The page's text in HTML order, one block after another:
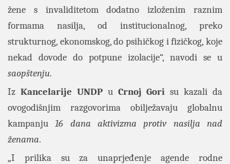
žene s invaliditetom dodatno izloženim raznim
formama nasilja, od institucionalnog, preko
strukturnog, ekonomskog, do psihičkog i fizičkog, koje
nekad dovode do potpune izolacije“, navodi se u
saopštenju.
Iz Kancelarije UNDPu Crnoj Gori su kazali da
ovogodišnjim razgovorima obilježavaju globalnu
kampanju16 dana aktivizma protiv nasilja nad
ženama.
„I prilika su za unaprjeđenje agende rodne